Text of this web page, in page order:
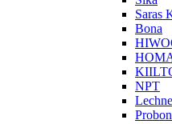
Saras
Bona
NPT